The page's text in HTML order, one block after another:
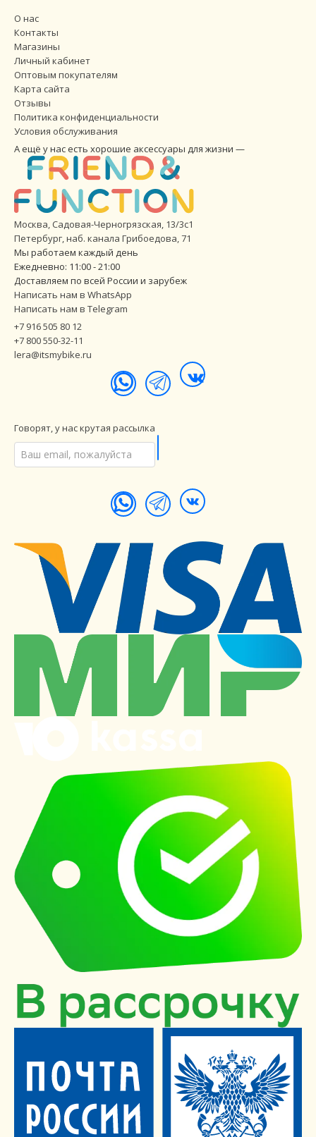
О нас
Контакты
Магазины
Личный кабинет
Оптовым покупателям
Карта сайта
Отзывы
Политика конфиденциальности
Условия обслуживания
А ещё у нас есть хорошие аксессуары для жизни —
Москва, Садовая-Черногрязская, 13/3с1
Петербург,наб. канала Грибоедова, 71
Мы работаем каждый день
Ежедневно: 11:00 - 21:00
Доставляем по всей России и зарубеж
Написать нам в WhatsApp
Написать нам в Telegram
+7 916 505 80 12
+7 800 550-32-11
lera@itsmybike.ru
Говорят, у нас крутая рассылка